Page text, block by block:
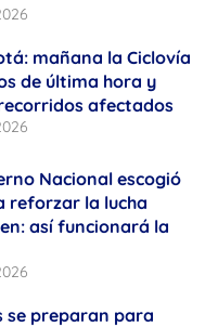
mañana la Ciclovía
de última hora y
afectados
Nacional escogió
reforzar la lucha
así funcionará la
se preparan para